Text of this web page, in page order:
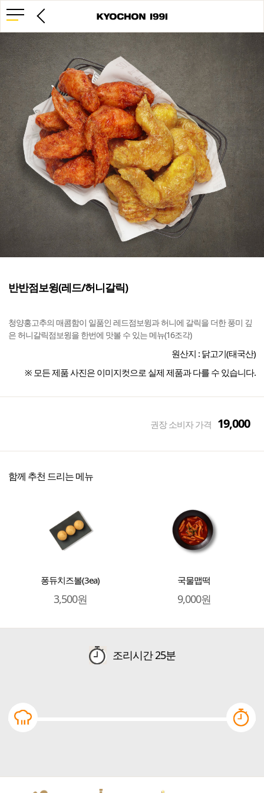
반반점보윙(레드/허니갈릭)
청양홍고추의 매콤함이 일품인 레드점보윙과 허니에 갈릭을 더한 풍미 깊
은 허니갈릭점보윙을 한번에 맛볼 수 있는 메뉴(16조각)
원산지 : 닭고기(태국산)
※ 모든 제품 사진은 이미지컷으로 실제 제품과 다를 수 있습니다.
권장 소비자 가격 19,000
함께 추천 드리는 메뉴
퐁듀치즈볼(3ea)
3,500원
국물맵떡
9,000원
조리시간25분